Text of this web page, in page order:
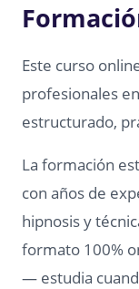
Este curso
profesionales
estructurado,
La formación
con años de
hipnosis y
formato 100%
— estudia